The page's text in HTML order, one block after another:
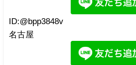
ID:@bpp3848v
名古屋